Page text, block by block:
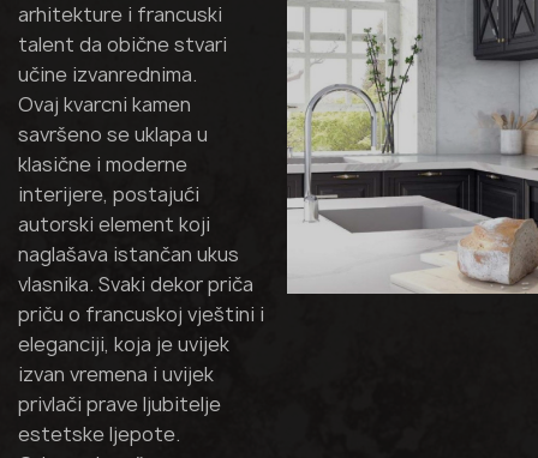
arhitekture i francuski
talent da obične stvari
učine izvanrednima.
Ovaj kvarcni kamen
savršeno se uklapa u
klasične i moderne
interijere, postajući
autorski element koji
naglašava istančan ukus
vlasnika. Svaki dekor priča
priču o francuskoj vještini i
eleganciji, koja je uvijek
izvan vremena i uvijek
privlači prave ljubitelje
estetske ljepote.